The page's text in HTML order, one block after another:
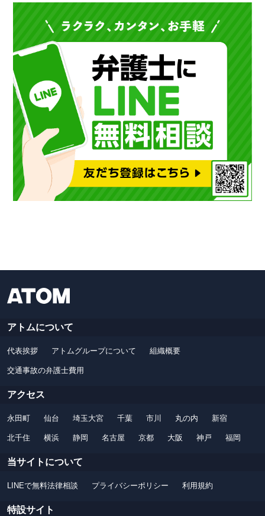
アトムについて
代表挨拶 アトムグループについて 組織概要
交通事故の弁護士費用
アクセス
永田町 仙台 埼玉大宮 千葉 市川 丸の内 新宿
北千住 横浜 静岡 名古屋 京都 大阪 神戸 福岡
当サイトについて
LINEで無料法律相談 プライバシーポリシー 利用規約
特設サイト